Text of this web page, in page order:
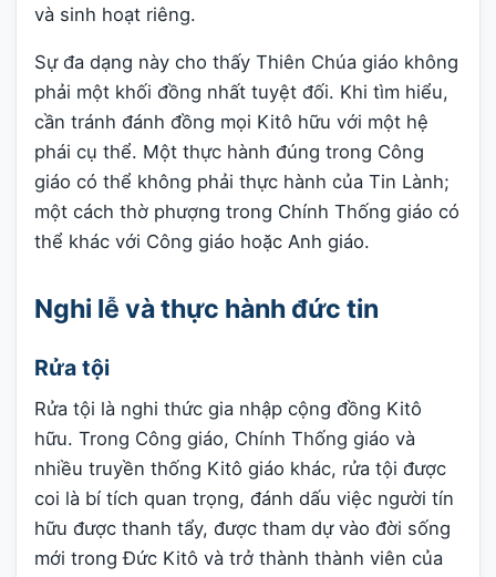
và sinh hoạt riêng.
Sự đa dạng này cho thấy Thiên Chúa giáo không
phải một khối đồng nhất tuyệt đối. Khi tìm hiểu,
cần tránh đánh đồng mọi Kitô hữu với một hệ
phái cụ thể. Một thực hành đúng trong Công
giáo có thể không phải thực hành của Tin Lành;
một cách thờ phượng trong Chính Thống giáo có
thể khác với Công giáo hoặc Anh giáo.
Nghi lễ và thực hành đức tin
Rửa tội
Rửa tội là nghi thức gia nhập cộng đồng Kitô
hữu. Trong Công giáo, Chính Thống giáo và
nhiều truyền thống Kitô giáo khác, rửa tội được
coi là bí tích quan trọng, đánh dấu việc người tín
hữu được thanh tẩy, được tham dự vào đời sống
mới trong Đức Kitô và trở thành thành viên của